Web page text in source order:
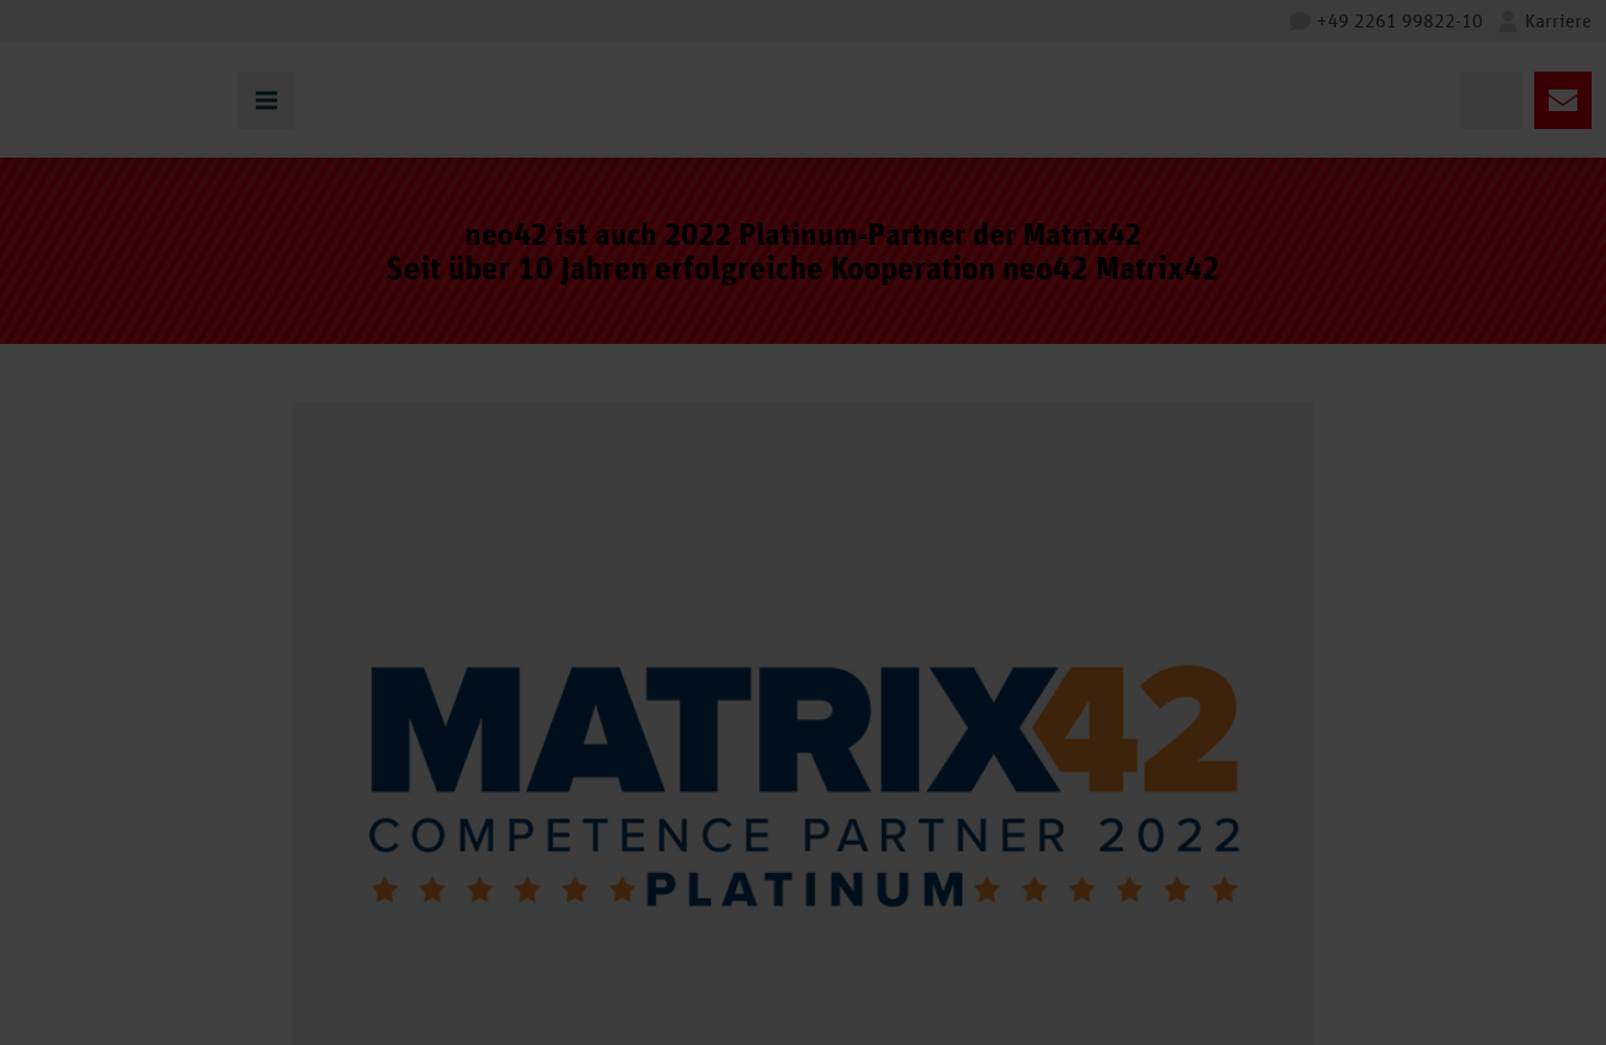
+49 2261 99822-10 Karriere
neo42 ist auch 2022 Platinum-Partner der Matrix42
Seit über 10 Jahren erfolgreiche Kooperation neo42 Matrix42